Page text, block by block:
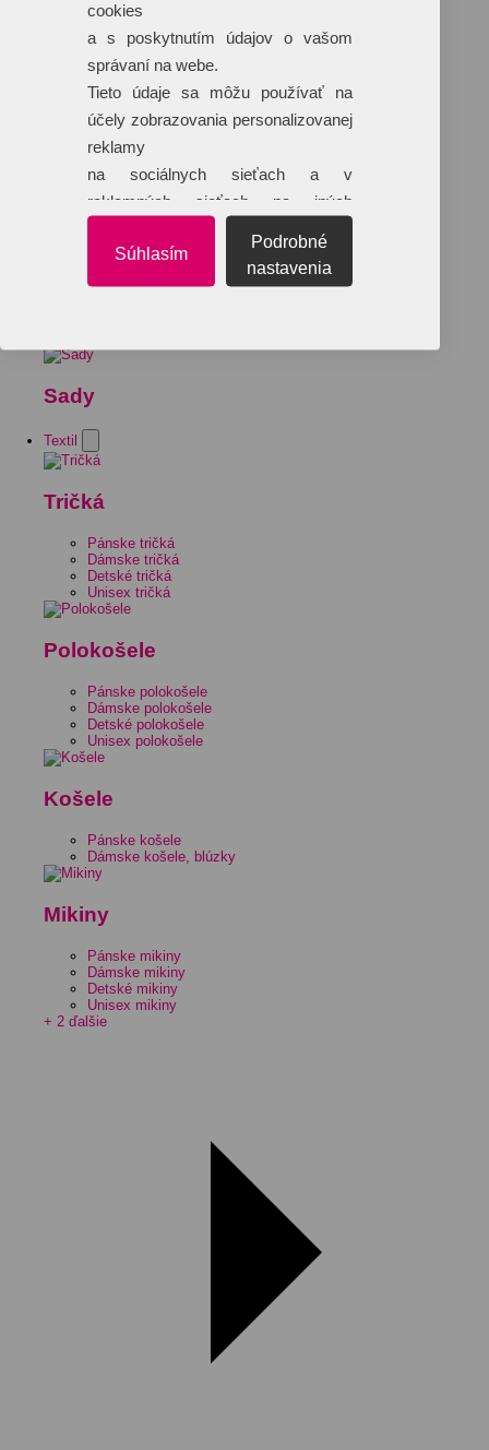
Sady
Textil
Tričká
Pánske tričká
Dámske tričká
Detské tričká
Unisex tričká
Polokošele
Pánske polokošele
Dámske polokošele
Detské polokošele
Unisex polokošele
Košele
Pánske košele
Dámske košele, blúzky
Mikiny
Pánske mikiny
Dámske mikiny
Detské mikiny
Unisex mikiny
+ 2 ďalšie
cookies
a s poskytnutím údajov o vašom
správaní na webe.
Tieto údaje sa môžu používať na
účely zobrazovania personalizovanej
reklamy
na sociálnych sieťach a v
reklamných sieťach na iných
Súhlasím
Podrobné
nastavenia